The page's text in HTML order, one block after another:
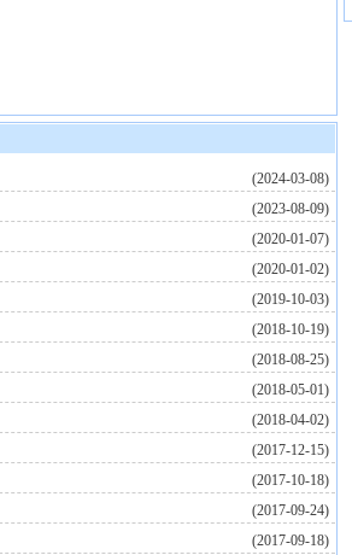
(2024-03-08)
(2023-08-09)
(2020-01-07)
(2020-01-02)
(2019-10-03)
(2018-10-19)
(2018-08-25)
(2018-05-01)
(2018-04-02)
(2017-12-15)
(2017-10-18)
(2017-09-24)
(2017-09-18)